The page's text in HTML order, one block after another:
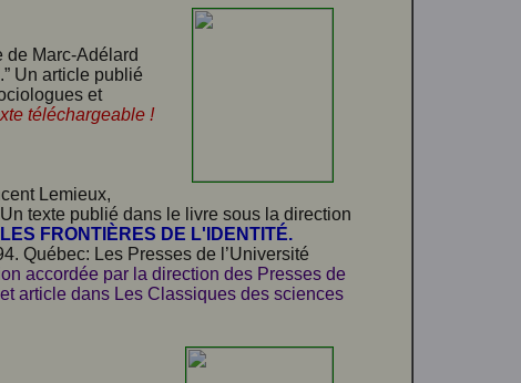
de Marc-Adélard
.” Un article publié
et
téléchargeable !
Lemieux,
Un texte publié dans le livre sous la direction
LES FRONTIÈRES DE L'IDENTITÉ.
Québec: Les Presses de l’Université
accordée par la direction des Presses de
article dans Les Classiques des sciences